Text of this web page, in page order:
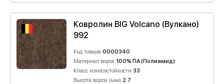
Ковролин BIG Volcano (Вулкано)
992
Код товара:0000340
Материал ворса:100% ПА (Полиамид)
Класс износостойкости:33
Высота ворса (мм):2.7